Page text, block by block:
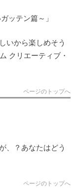
ッテン篇～」
いから楽しめそう
クリエーティブ・
ページのトップへ
、？あなたはどう
ページのトップへ